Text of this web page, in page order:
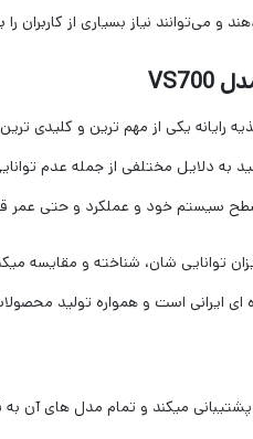
می‌توانند نیاز بسیاری از کاربران را
رایانه یکی از مهم ‌ترین و
به دلایل مختلفی از جمله عدم
سیستم خود و عملکرد و حتی عمر
شان، شناخته و مقایسه
ایرانی است و همواره تولید